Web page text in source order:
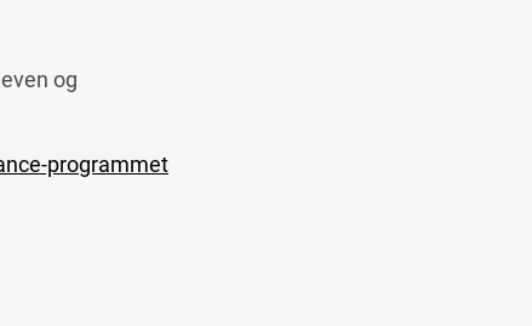
og
programmet